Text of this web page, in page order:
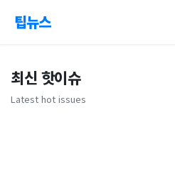
팁뉴스
최신 핫이슈
Latest hot issues